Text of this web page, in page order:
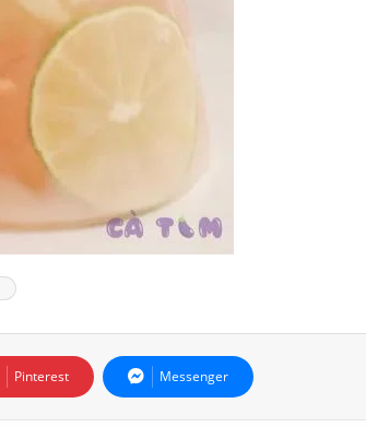
Pinterest Messenger